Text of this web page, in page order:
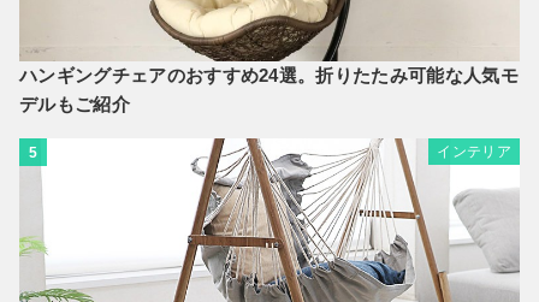
ハンギングチェアのおすすめ24選。折りたたみ可能な人気モ
デルもご紹介
5 インテリア